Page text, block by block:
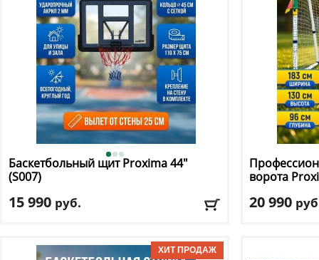
Баскетбольный щит Proxima44"
(S007)
15 990 руб.
Размер щита, см: 110 х 75
ворота
20 990